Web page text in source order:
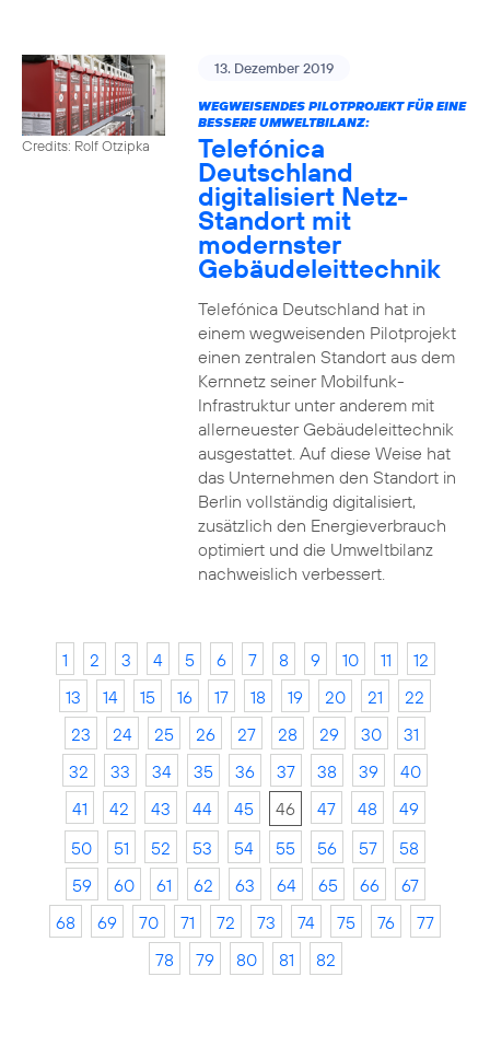
Credits: Rolf Otzipka
13. Dezember 2019
WEGWEISENDES PILOTPROJEKT FÜR EINE
BESSERE UMWELTBILANZ:
Telefónica
Deutschland
digitalisiert Netz-
Standort mit
modernster
Gebäudeleittechnik
Telefónica Deutschland hat in
einem wegweisenden Pilotprojekt
einen zentralen Standort aus dem
Kernnetz seiner Mobilfunk-
Infrastruktur unter anderem mit
allerneuester Gebäudeleittechnik
ausgestattet. Auf diese Weise hat
das Unternehmen den Standort in
Berlin vollständig digitalisiert,
zusätzlich den Energieverbrauch
optimiert und die Umweltbilanz
nachweislich verbessert.
1 2 3 4 5 6 7 8 9 10 11
12
13
14 15 16 17 18 19 20 21
22
23
24 25 26 27 28 29 30
31
32
33 34 35 36 37 38 39
40
41
42 43 44 45 46 47 48
49
50
51 52 53 54 55 56 57
58
59
60 61 62 63 64 65 66
67
68
69 70 71 72 73 74 75 76
77
78
79 80 81 82